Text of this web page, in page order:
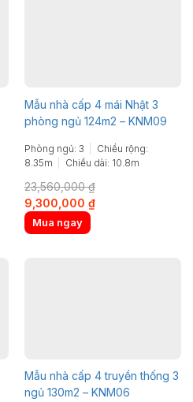
Mẫu nhà cấp 4 mái Nhật 3
phòng ngủ 124m2 – KNM09
Phòng ngủ: 3
Chiều rộng:
8.35m
Chiều dài: 10.8m
23,560,000₫
Original
price
was:
9,300,000 ₫Current
Mua ngay
Mẫu nhà cấp 4 truyền thống 3
ngủ 130m2 – KNM06